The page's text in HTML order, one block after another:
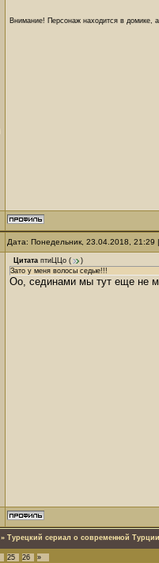
Внимание! Персонаж находится в домике,
Дата: Понедельник, 23.04.2018,
Цитата птиЦЦо (
)
Зато у меня волосы седые!!!
Оо, сединами мы тут еще не
» Турецкий сериал о современной
25 26 »